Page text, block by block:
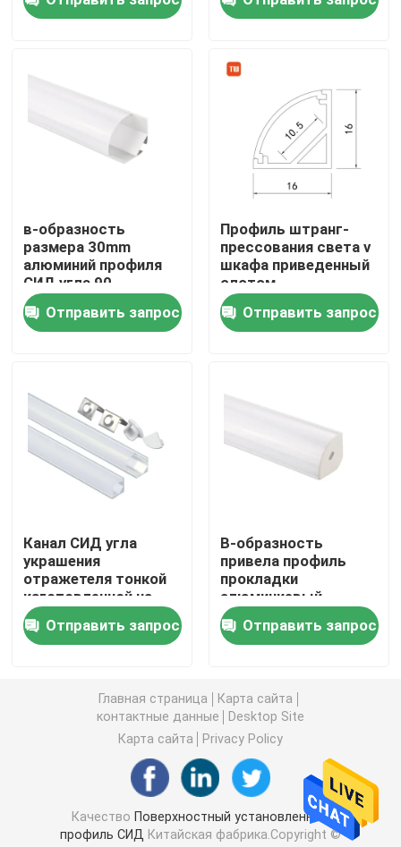
Путешествие фабрики
Проверка качества
Новости
Поверхностный установленный профиль СИД
Профиль СИД штукатурной плиты
Умные света прокладки СИД
Угловой профиль СИД
Круговой профиль СИД
линейные света приведенные
Прокладки СИД УДАРА
Прокладки СИД SMD
приведенный
штранг-прессования
света шкафа
в-образность
размера 30mm
алюминий профиля
СИД угла 90
градусов для
прокладок СИД
Отправить запрос
Профиль штранг-
прессования света v
шкафа приведенный
слотом,
установленное
угловое привел
профиль алюминия
Отправить запрос
Канал СИД угла
украшения
отражетеля тонкой
изготовленной на
заказ длины Milky
для света шкафа
Отправить запрос
В-образность
привела профиль
прокладки
алюминиевый,
угловой
алюминиевый
профиль
Отправить запрос
Главная страница
Карта сайта
контактные данные
Desktop Site
Карта сайта
Privacy Policy
Качество Поверхностный установленный
профиль СИД
Китайская фабрика.Copyright ©